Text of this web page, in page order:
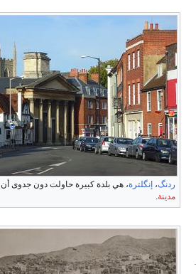
ردنگ، إنگلترة، هي بلدة كبيرة حاولت دون جدوى أن
مدينة